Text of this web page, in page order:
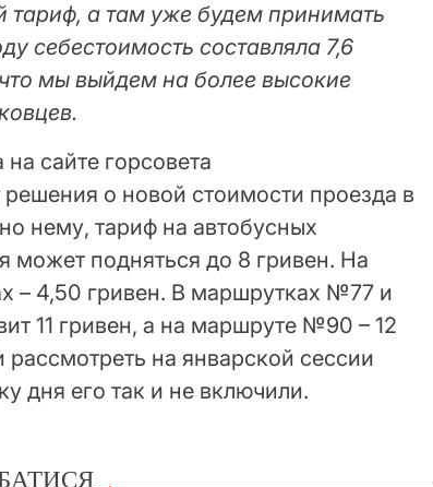
тариф, а там уже будем принимать
себестоимость составляла 7,6
мы выйдем на более высокие
сайте горсовета
о новой стоимости проезда в
нему, тариф на автобусных
может подняться до 8 гривен. На
– 4,50 гривен. В маршрутках №77 и
11 гривен, а на маршруте №90 – 12
на январской сессии
дня его так и не включили.